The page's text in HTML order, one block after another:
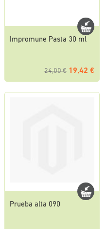
Impromune Pasta 30 ml
24,00 € 19,42 €
Prueba alta 090